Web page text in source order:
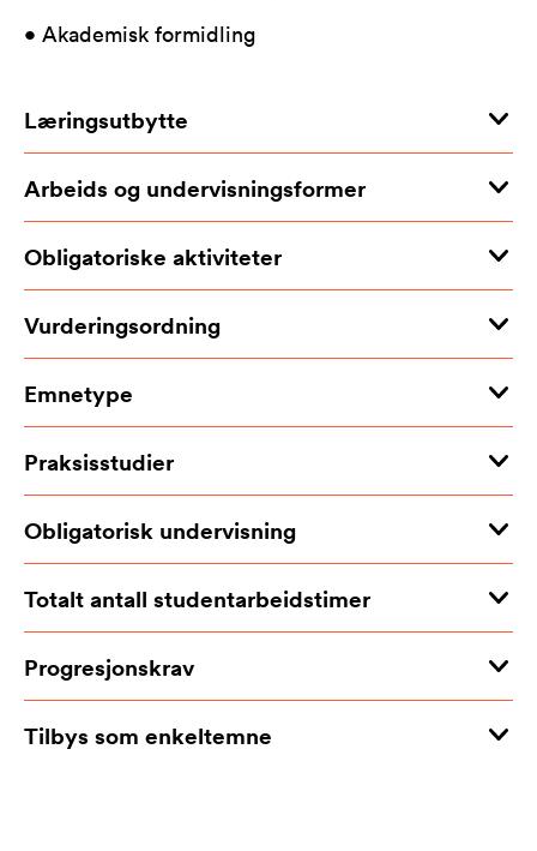
• Akademisk formidling
Læringsutbytte
Arbeids og undervisningsformer
Obligatoriske aktiviteter
Vurderingsordning
Emnetype
Praksisstudier
Obligatorisk undervisning
Totalt antall studentarbeidstimer
Progresjonskrav
Tilbys som enkeltemne